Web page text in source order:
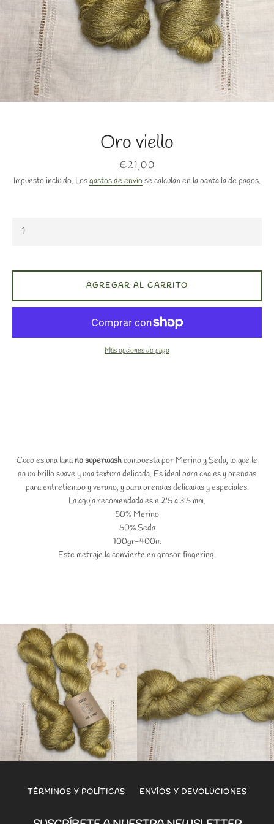
Oro viello
Precio
€21,00
Impuesto incluido. Losgastos de envíose calculan en la pantalla de pagos.
Cuco es una lanano superwashcompuesta por Merino y Seda, lo que le
da un brillo suave y una textura delicada. Es ideal para chales y prendas
para entretiempo y verano, y para prendas delicadas y especiales.
La aguja recomendada es e 2'5 a 3'5 mm.
50% Merino
50% Seda
100gr-400m
Este metraje la convierte en grosor fingering.
AGREGAR AL CARRITO
Más opciones de pago
TÉRMINOS Y POLÍTICAS ENVÍOS Y DEVOLUCIONES